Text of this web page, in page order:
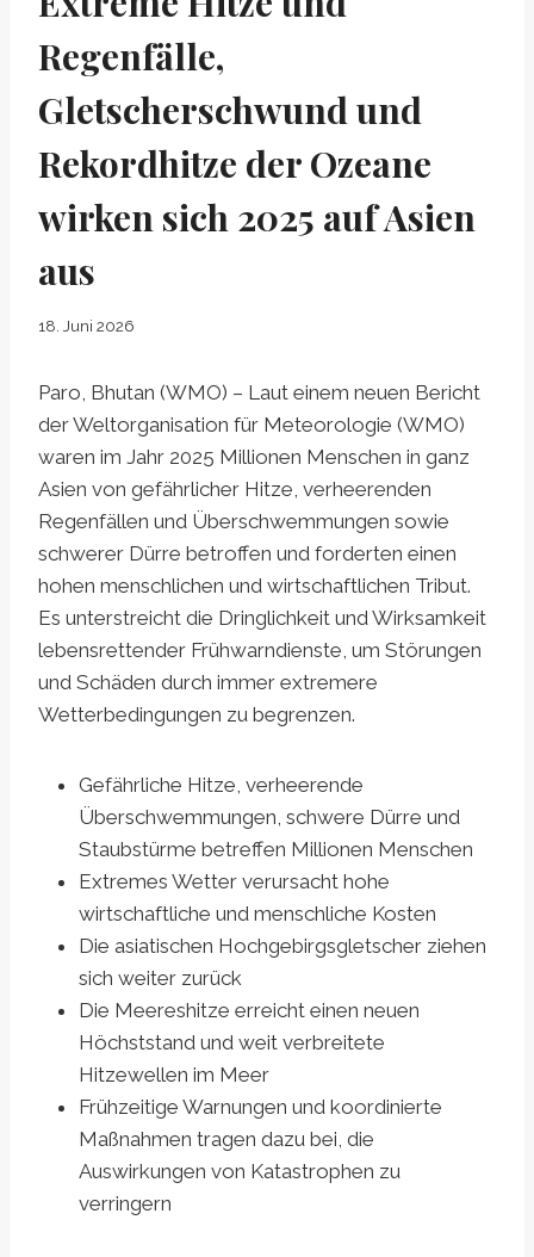
Regenfälle,
Gletscherschwund und
Rekordhitze der Ozeane
wirken sich 2025 auf Asien
aus
18. Juni 2026
Paro, Bhutan (WMO) – Laut einem neuen Bericht
der Weltorganisation für Meteorologie (WMO)
waren im Jahr 2025 Millionen Menschen in ganz
Asien von gefährlicher Hitze, verheerenden
Regenfällen und Überschwemmungen sowie
schwerer Dürre betroffen und forderten einen
hohen menschlichen und wirtschaftlichen Tribut.
Es unterstreicht die Dringlichkeit und Wirksamkeit
lebensrettender Frühwarndienste, um Störungen
und Schäden durch immer extremere
Wetterbedingungen zu begrenzen.
Gefährliche Hitze, verheerende
Überschwemmungen, schwere Dürre und
Staubstürme betreffen Millionen Menschen
Extremes Wetter verursacht hohe
wirtschaftliche und menschliche Kosten
Die asiatischen Hochgebirgsgletscher ziehen
sich weiter zurück
Die Meereshitze erreicht einen neuen
Höchststand und weit verbreitete
Hitzewellen im Meer
Frühzeitige Warnungen und koordinierte
Maßnahmen tragen dazu bei, die
Auswirkungen von Katastrophen zu
verringern